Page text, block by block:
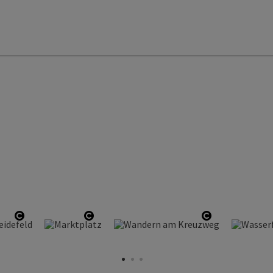
Copyright öffnenCopyright öffnen Copyright